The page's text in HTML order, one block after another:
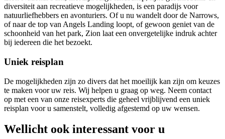
diversiteit aan recreatieve mogelijkheden, is een paradijs voor
natuurliefhebbers en avonturiers. Of u nu wandelt door de Narrows,
of naar de top van Angels Landing loopt, of gewoon geniet van de
schoonheid van het park, Zion laat een onvergetelijke indruk achter
bij iedereen die het bezoekt.
Uniek reisplan
De mogelijkheden zijn zo divers dat het moeilijk kan zijn om keuzes
te maken voor uw reis. Wij helpen u graag op weg. Neem contact
op met een van onze reisexperts die geheel vrijblijvend een uniek
reisplan voor u samenstelt, volledig afgestemd op uw wensen.
Wellicht ook interessant voor u